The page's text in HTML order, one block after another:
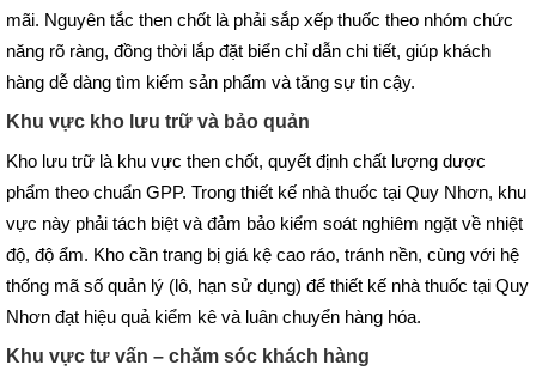
mãi. Nguyên tắc then chốt là phải sắp xếp thuốc theo nhóm chức
năng rõ ràng, đồng thời lắp đặt biển chỉ dẫn chi tiết, giúp khách
hàng dễ dàng tìm kiếm sản phẩm và tăng sự tin cậy.
Khu vực kho lưu trữ và bảo quản
Kho lưu trữ là khu vực then chốt, quyết định chất lượng dược
phẩm theo chuẩn GPP. Trong thiết kế nhà thuốc tại Quy Nhơn, khu
vực này phải tách biệt và đảm bảo kiểm soát nghiêm ngặt về nhiệt
độ, độ ẩm. Kho cần trang bị giá kệ cao ráo, tránh nền, cùng với hệ
thống mã số quản lý (lô, hạn sử dụng) để thiết kế nhà thuốc tại Quy
Nhơn đạt hiệu quả kiểm kê và luân chuyển hàng hóa.
Khu vực tư vấn – chăm sóc khách hàng